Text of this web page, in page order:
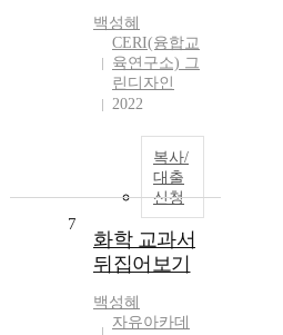
백성혜
CERI(융합교
육연구소) 그
린디자인
2022
복사/
대출
신청
7
화학 교과서
뒤집어보기
백성혜
자유아카데